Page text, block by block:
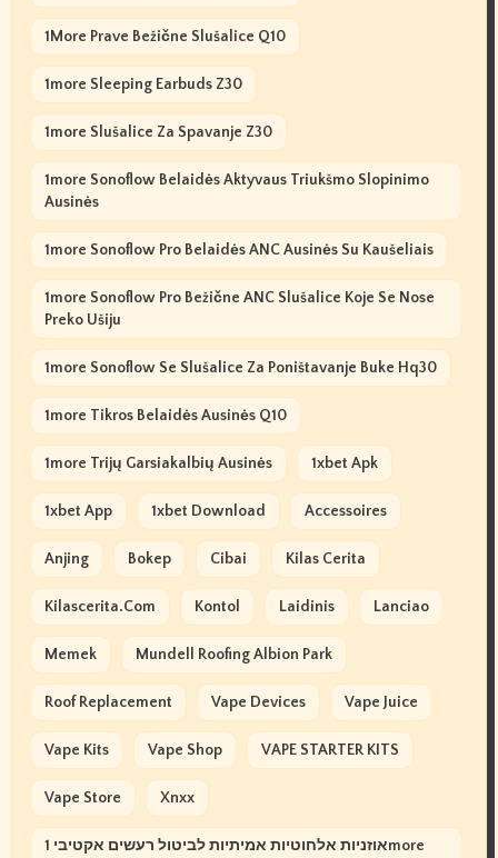
1More Prave Bežične Slušalice Q10
1more Sleeping Earbuds Z30
1more Slušalice Za Spavanje Z30
1more Sonoflow Belaidės Aktyvaus Triukšmo Slopinimo
Ausinės
1more Sonoflow Pro Belaidės ANC Ausinės Su Kaušeliais
1more Sonoflow Pro Bežične ANC Slušalice Koje Se Nose
Preko Ušiju
1more Sonoflow Se Slušalice Za Poništavanje Buke Hq30
1more Tikros Belaidės Ausinės Q10
1more Trijų Garsiakalbių Ausinės 1xbet Apk
1xbet App 1xbet Download Accessoires
Anjing Bokep Cibai Kilas Cerita
Kilascerita.com Kontol Laidinis Lanciao
Memek Mundell Roofing Albion Park
Roof Replacement Vape Devices Vape Juice
Vape Kits Vape Shop VAPE STARTER KITS
Vape Store Xnxx
אוזניות אלחוטיות אמיתיות לביטול רעשים אקטיבי 1more